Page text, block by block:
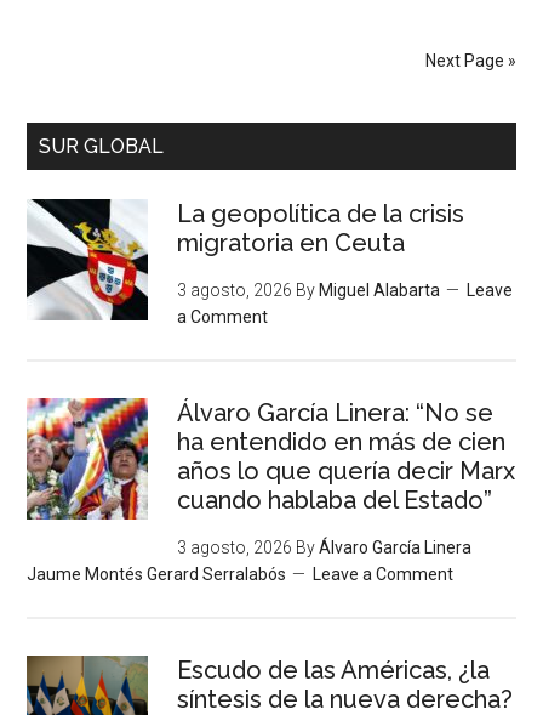
Next Page »
SUR GLOBAL
La geopolítica de la crisis
migratoria en Ceuta
3 agosto, 2026 By Miguel Alabarta
Leave
a Comment
Álvaro García Linera: “No se
ha entendido en más de cien
años lo que quería decir Marx
cuando hablaba del Estado”
3 agosto, 2026 ByÁlvaro García Linera
Jaume Montés Gerard Serralabós
Leave a Comment
Escudo de las Américas, ¿la
síntesis de la nueva derecha?